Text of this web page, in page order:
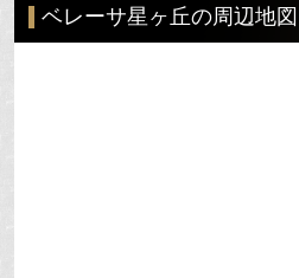
ベレーサ星ヶ丘の周辺地図